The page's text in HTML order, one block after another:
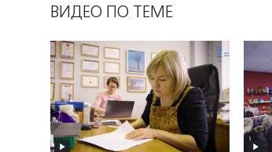
ВИДЕО ПО ТЕМЕ